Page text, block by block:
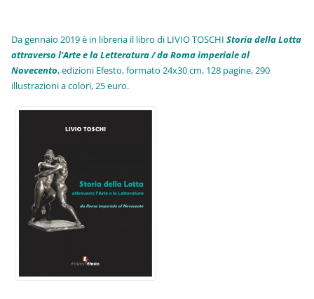
Da gennaio 2019 è in libreria il libro di LIVIO TOSCHIStoria della Lotta
attraverso l'Arte e la Letteratura / da Roma imperiale al
Novecento, edizioni Efesto, formato 24x30 cm, 128 pagine, 290
illustrazioni a colori, 25 euro.